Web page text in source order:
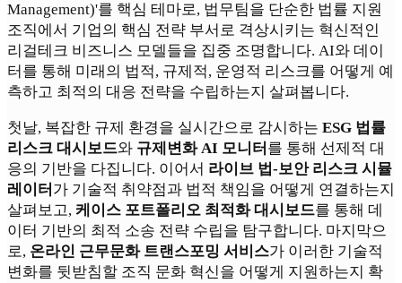
Management)'를 핵심 테마로, 법무팀을 단순한 법률 지원
조직에서 기업의 핵심 전략 부서로 격상시키는 혁신적인
리걸테크 비즈니스 모델들을 집중 조명합니다. AI와 데이
터를 통해 미래의 법적, 규제적, 운영적 리스크를 어떻게 예
측하고 최적의 대응 전략을 수립하는지 살펴봅니다.
첫날, 복잡한 규제 환경을 실시간으로 감시하는 ESG 법률
리스크 대시보드와 규제변화 AI 모니터 를 통해 선제적 대
응의 기반을 다집니다. 이어서 라이브 법-보안 리스크 시뮬
레이터 가 기술적 취약점과 법적 책임을 어떻게 연결하는지
살펴보고, 케이스 포트폴리오 최적화 대시보드를 통해 데
이터 기반의 최적 소송 전략 수립을 탐구합니다. 마지막으
로, 온라인 근무문화 트랜스포밍 서비스가 이러한 기술적
변화를 뒷받침할 조직 문화 혁신을 어떻게 지원하는지 확